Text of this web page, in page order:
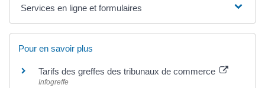
Services en ligne et formulaires
Pour en savoir plus
Tarifs des greffes des tribunaux de commerce
Infogreffe